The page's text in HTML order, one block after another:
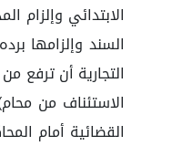
الابتدائي
الاستئناف من